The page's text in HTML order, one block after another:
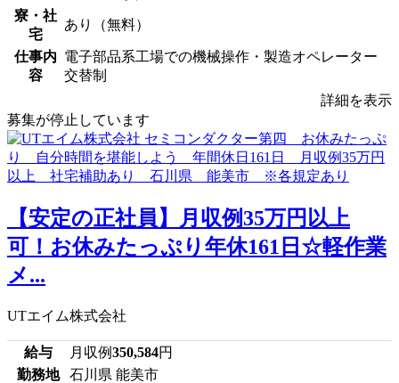
寮・社
宅
あり（無料）
仕事内
容
電子部品系工場での機械操作・製造オペレーター
交替制
詳細を表示
募集が停止しています
【安定の正社員】月収例35万円以上
可！お休みたっぷり年休161日☆軽作業
メ...
UTエイム株式会社
給与 月収例350,584円
勤務地
石川県 能美市